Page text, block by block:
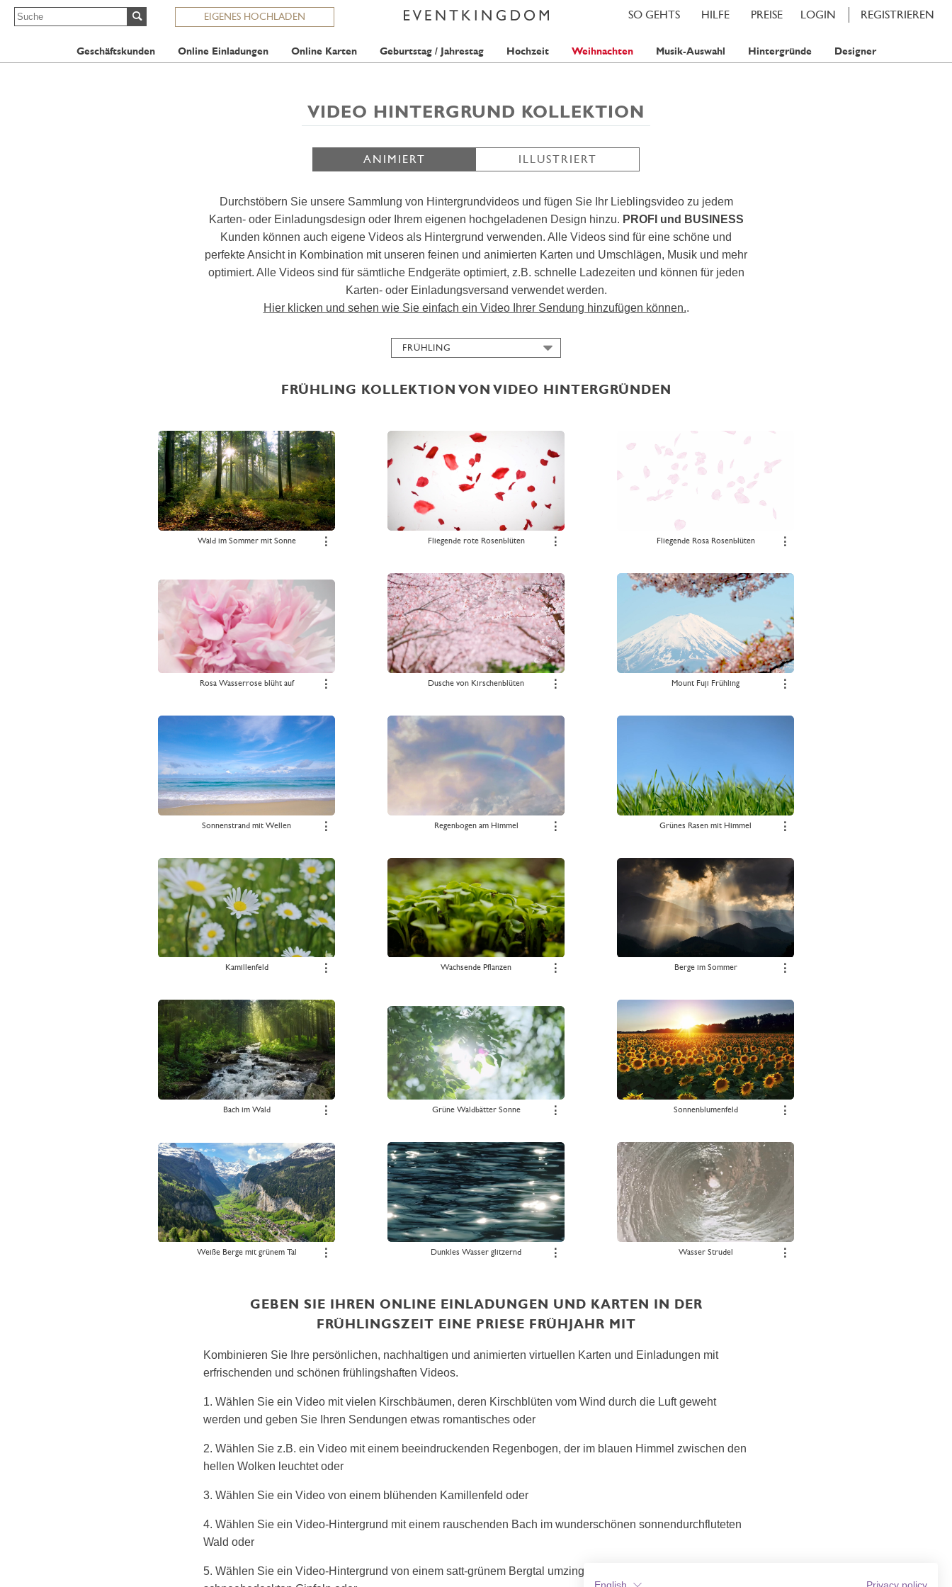
EIGENES HOCHLADEN LOGIN REGISTRIEREN
PREISE
HILFE
SO GEHTS
Geschäftskunden Online Einladungen Online Karten Geburtstag / Jahrestag Hochzeit Weihnachten Musik-Auswahl Hintergründe Designer
VIDEO HINTERGRUND KOLLEKTION
ANIMIERT ILLUSTRIERT
Durchstöbern Sie unsere Sammlung von Hintergrundvideos und fügen Sie Ihr Lieblingsvideo zu jedem
Karten- oder Einladungsdesign oder Ihrem eigenen hochgeladenen Design hinzu. PROFI und BUSINESS
Kunden können auch eigene Videos als Hintergrund verwenden. Alle Videos sind für eine schöne und
perfekte Ansicht in Kombination mit unseren feinen und animierten Karten und Umschlägen, Musik und mehr
optimiert. Alle Videos sind für sämtliche Endgeräte optimiert, z.B. schnelle Ladezeiten und können für jeden
Karten- oder Einladungsversand verwendet werden.
Hier klicken und sehen wie Sie einfach ein Video Ihrer Sendung hinzufügen können..
ABSCHLUSSFEIER
FRÜHLING
GEDENKEN
GOLF
HALLOWEEN
HERBST
HOCHZEIT
IMMOBILIEN
KOCHEN
MUSIK
NATUR
NEUJAHR
OKTOBERFEST
OSTERN
SOMMER
SPORT
STÄDTE
VIRTUELL
WEIHNACHTEN
WELTALL
FRÜHLING KOLLEKTION VON VIDEO HINTERGRÜNDEN
Wald im Sommer mit Sonne ⋮ Fliegende rote Rosenblüten ⋮ Fliegende Rosa Rosenblüten ⋮
Rosa Wasserrose blüht auf ⋮ Dusche von Kirschenblüten ⋮ Mount Fuji Frühling ⋮
Sonnenstrand mit Wellen ⋮ Regenbogen am Himmel ⋮ Grünes Rasen mit Himmel ⋮
Kamillenfeld ⋮ Wachsende Pflanzen ⋮ Berge im Sommer ⋮
Bach im Wald ⋮ Grüne Waldbätter Sonne ⋮ Sonnenblumenfeld ⋮
Weiße Berge mit grünem Tal ⋮ Dunkles Wasser glitzernd ⋮ Wasser Strudel ⋮
GEBEN SIE IHREN ONLINE EINLADUNGEN UND KARTEN IN DER
FRÜHLINGSZEIT EINE PRIESE FRÜHJAHR MIT
Kombinieren Sie Ihre persönlichen, nachhaltigen und animierten virtuellen Karten und Einladungen mit
erfrischenden und schönen frühlingshaften Videos.
1. Wählen Sie ein Video mit vielen Kirschbäumen, deren Kirschblüten vom Wind durch die Luft geweht
werden und geben Sie Ihren Sendungen etwas romantisches oder
2. Wählen Sie z.B. ein Video mit einem beeindruckenden Regenbogen, der im blauen Himmel zwischen den
hellen Wolken leuchtet oder
3. Wählen Sie ein Video von einem blühenden Kamillenfeld oder
4. Wählen Sie ein Video-Hintergrund mit einem rauschenden Bach im wunderschönen sonnendurchfluteten
Wald oder
5. Wählen Sie ein Video-Hintergrund von einem satt-grünem Bergtal umzingelt von hohen Bergen mit